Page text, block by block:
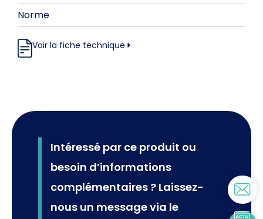
Norme
Voir la fiche technique
Intéressé par ce produit ou
besoin d’informations
complémentaires ? Laissez-
nous un message via le